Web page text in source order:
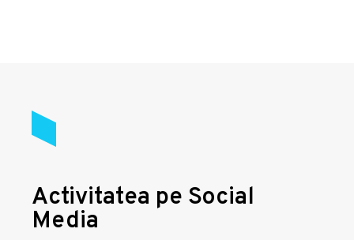
Activitatea pe Social
Media